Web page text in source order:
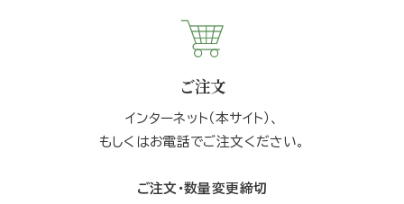
ご注文
インターネット（本サイト）、
もしくはお電話でご注文ください。
ご注文・数量変更締切